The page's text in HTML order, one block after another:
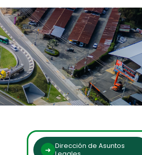
Dirección de Asuntos